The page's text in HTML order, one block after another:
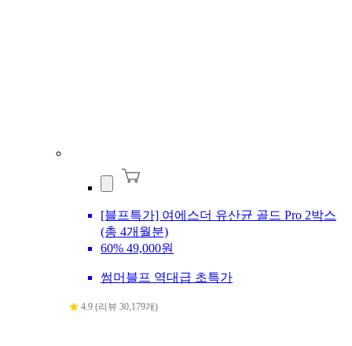
[블프특가] 여에스더 유산균 골드 Pro 2박스
(총 4개월분)
60% 49,000원
썸머블프 역대급 초특가
4.9 (리뷰 30,179개)